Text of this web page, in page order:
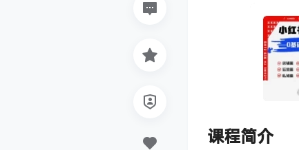
课程简介